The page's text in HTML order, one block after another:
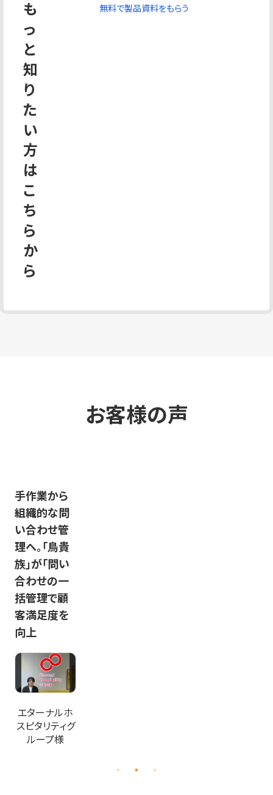
も
っ
と
知
り
た
い
方
は
こ
ち
ら
か
ら
無料で製品資料をもらう
お客様の声
100件以上
たまっていた
問い合わせ
対応が解消！
楽天SOY受
賞の腕時計
EC、ペリオド
の「メールデ
ィーラー」活
用法
ペリオド様